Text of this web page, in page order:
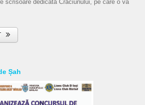
scrisoare dedicată Crăciunului, pe care o va
Șah